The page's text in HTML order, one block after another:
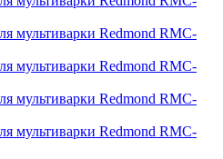
мультиварки Redmond RMC-
мультиварки Redmond RMC-
мультиварки Redmond RMC-
мультиварки Redmond RMC-